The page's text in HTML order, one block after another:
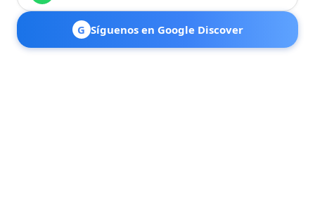
G Síguenos en Google Discover